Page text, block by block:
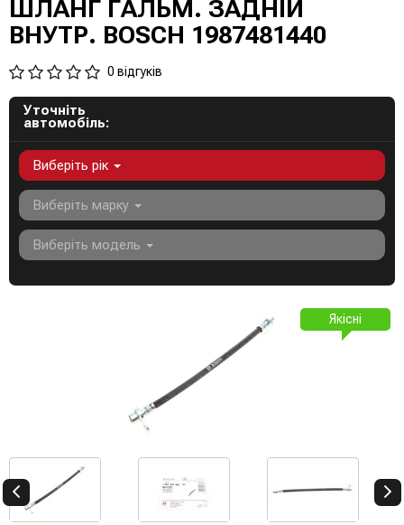
ШЛАНГ ГАЛЬМ. ЗАДНIЙ
ВНУТР. BOSCH 1987481440
0 відгуків
Уточніть
автомобіль:
Виберіть рік
Виберіть марку
Виберіть модель
Якісні